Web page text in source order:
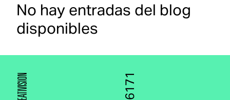
No hay entradas del blog
disponibles